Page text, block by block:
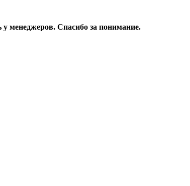
менеджеров. Спасибо за понимание.